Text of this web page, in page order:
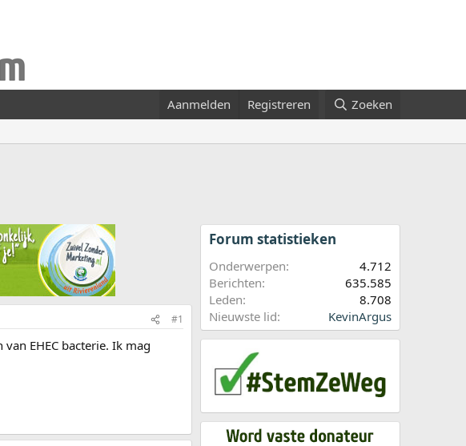
Aanmelden Registreren Zoeken
#1
EHEC bacterie. Ik mag
Forum statistieken
Onderwerpen
4.712
Berichten
635.585
Leden
8.708
Nieuwste lid
KevinArgus